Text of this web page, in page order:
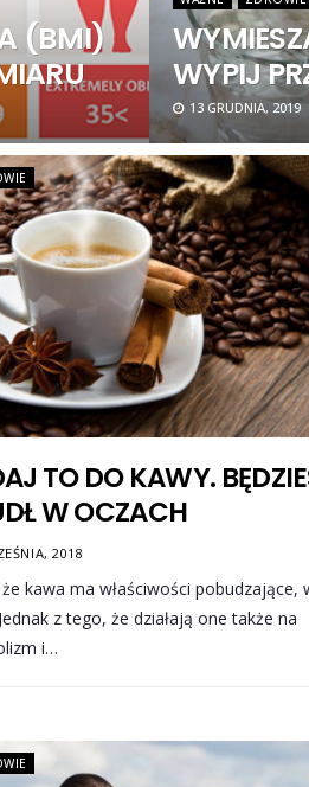
(BMI)
WYPIJ
13 GRUDNIA, 2019
TO DO KAWY.
W OCZACH
2018
kawa ma właściwości pobudzające,
z tego, że działają one także na
i…